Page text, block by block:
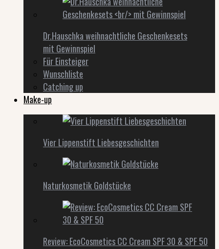
Dr.Hauschka weihnachtliche Geschenkesets
mit Gewinnspiel
Für Einsteiger
Wunschliste
Catching up
Make-up
Vier Lippenstift Liebesgeschichten
Naturkosmetik Goldstücke
Review: EcoCosmetics CC Cream SPF 30 & SPF 50